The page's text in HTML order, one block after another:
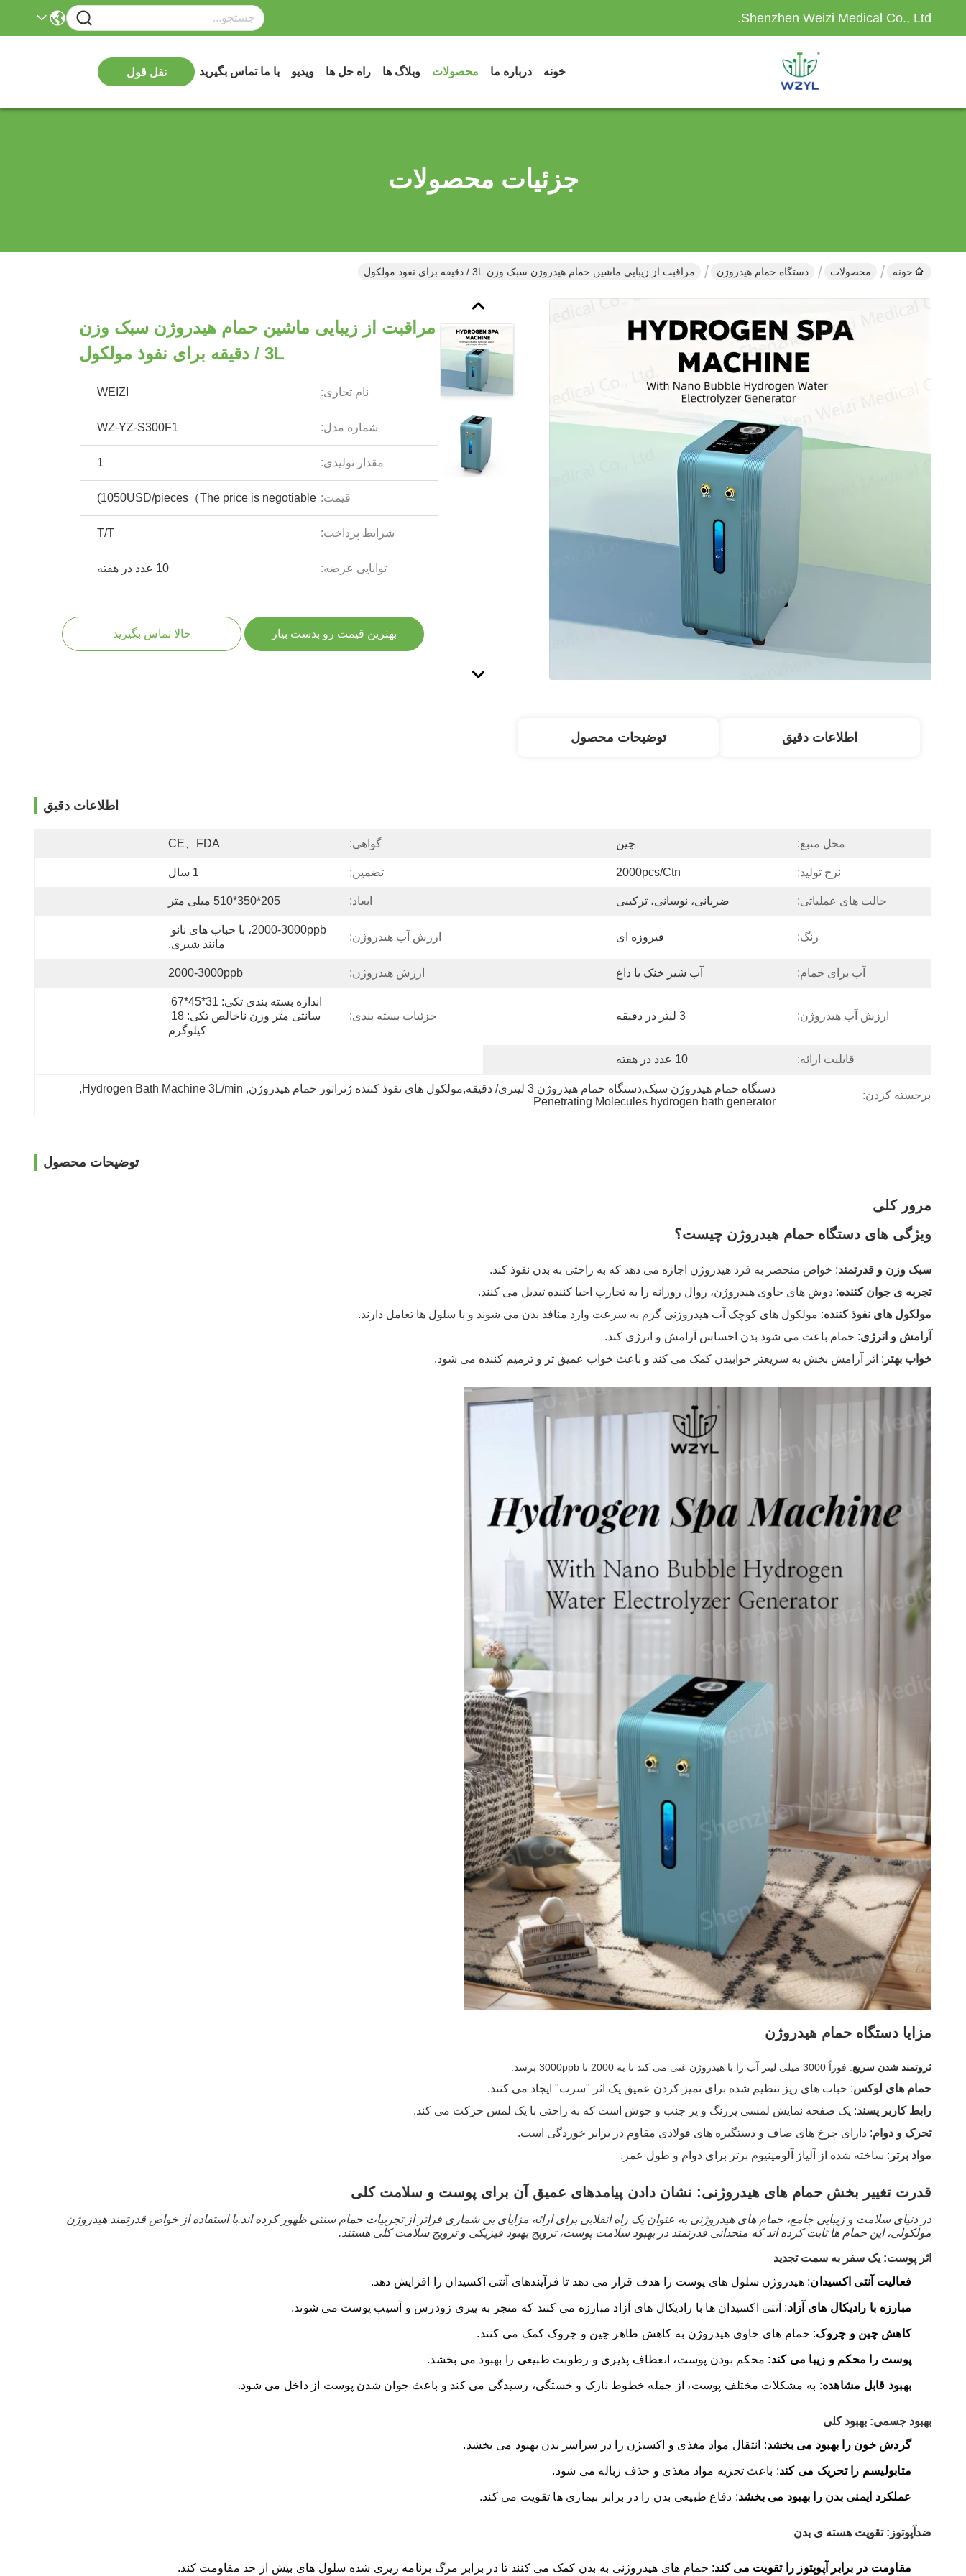
Shenzhen Weizi Medical Co., Ltd.
خونه درباره ما محصولات وبلاگ ها راه حل ها ویدیو با ما تماس بگیرید نقل قول
جزئیات محصولات
خونه محصولات دستگاه حمام هیدروژن مراقبت از زیبایی ماشین حمام هیدروژن سبک وزن 3L / دقیقه برای نفوذ مولکول
مراقبت از زیبایی ماشین حمام هیدروژن سبک وزن
3L / دقیقه برای نفوذ مولکول
نام تجاری: WEIZI
شماره مدل: WZ-YZ-S300F1
مقدار تولیدی: 1
قیمت: 1050USD/pieces（The price is negotiable)
شرایط پرداخت: T/T
توانایی عرضه: 10 عدد در هفته
بهترین قیمت رو بدست بیار حالا تماس بگیرید
اطلاعات دقیق توضیحات محصول
اطلاعات دقیق
محل منبع: چین گواهی: CE、FDA
نرخ تولید: 2000pcs/ctn تضمین: 1 سال
حالت های عملیاتی: ضربانی، نوسانی، ترکیبی ابعاد: 205*350*510 میلی متر
رنگ: فیروزه ای ارزش آب هیدروژن:
مانند شیری.
آب برای حمام: آب شیر خنک یا داغ ارزش هیدروژن: 2000-3000ppb
ارزش آب هیدروژن: 3 لیتر در دقیقه جزئیات بسته بندی:
کیلوگرم
قابلیت ارائه: 10 عدد در هفته
برجسته کردن:
دستگاه حمام هیدروژن سبک,دستگاه حمام هیدروژن 3 لیتری/ دقیقه,مولکول های نفوذ کننده ژنراتور حمام هیدروژن ,
Hydrogen Bath Machine 3L/min
,
Penetrating Molecules hydrogen bath generator
توضیحات محصول
مرور کلی
ویژگی های دستگاه حمام هیدروژن چیست؟
سبک وزن و قدرتمند: خواص منحصر به فرد هیدروژن اجازه می دهد که به راحتی به بدن نفوذ کند.
تجربه ی جوان کننده: دوش های حاوی هیدروژن، روال روزانه را به تجارب احیا کننده تبدیل می کنند.
مولکول های نفوذ کننده: مولکول های کوچک آب هیدروژنی گرم به سرعت وارد منافذ بدن می شوند و با سلول ها تعامل دارند.
آرامش و انرژی: حمام باعث می شود بدن احساس آرامش و انرژی کند.
خواب بهتر : اثر آرامش بخش به سریعتر خوابیدن کمک می کند و باعث خواب عمیق تر و ترمیم کننده می شود.
مزایا دستگاه حمام هیدروژن
ثروتمند شدن سریع: فوراً 3000 میلی لیتر آب را با هیدروژن غنی می کند تا به 2000 تا 3000ppb برسد.
حمام های لوکس: حباب های ریز تنظیم شده برای تمیز کردن عمیق یک اثر "سرب" ایجاد می کنند.
رابط کاربر پسند: یک صفحه نمایش لمسی پررنگ و پر جنب و جوش است که به راحتی با یک لمس حرکت می کند.
تحرک و دوام: دارای چرخ های صاف و دستگیره های فولادی مقاوم در برابر خوردگی است.
مواد برتر : ساخته شده از آلیاژ آلومینیوم برتر برای دوام و طول عمر.
قدرت تغییر بخش حمام های هیدروژنی: نشان دادن پیامدهای عمیق آن برای پوست و سلامت کلی
در دنیای سلامت و زیبایی جامع، حمام های هیدروژنی به عنوان یک راه انقلابی برای ارائه مزایای بی شماری فراتر از تجربیات حمام سنتی ظهور کرده اند.با استفاده از خواص قدرتمند هیدروژن
مولکولی، این حمام ها ثابت کرده اند که متحدانی قدرتمند در بهبود سلامت پوست، ترویج بهبود فیزیکی و ترویج سلامت کلی هستند.
اثر پوست: یک سفر به سمت تجدید
فعالیت آنتی اکسیدان: هیدروژن سلول های پوست را هدف قرار می دهد تا فرآیندهای آنتی اکسیدان را افزایش دهد.
مبارزه با رادیکال های آزاد: آنتی اکسیدان ها با رادیکال های آزاد مبارزه می کنند که منجر به پیری زودرس و آسیب پوست می شوند.
کاهش چین و چروک: حمام های حاوی هیدروژن به کاهش ظاهر چین و چروک کمک می کنند.
پوست را محکم و زیبا می کند: محکم بودن پوست، انعطاف پذیری و رطوبت طبیعی را بهبود می بخشد.
بهبود قابل مشاهده: به مشکلات مختلف پوست، از جمله خطوط نازک و خستگی، رسیدگی می کند و باعث جوان شدن پوست از داخل می شود.
بهبود جسمی: بهبود کلی
گردش خون را بهبود می بخشد: انتقال مواد مغذی و اکسیژن را در سراسر بدن بهبود می بخشد.
متابولیسم را تحریک می کند: باعث تجزیه مواد مغذی و حذف زباله می شود.
عملکرد ایمنی بدن را بهبود می بخشد: دفاع طبیعی بدن را در برابر بیماری ها تقویت می کند.
ضدآپوتوز: تقویت هسته ی بدن
مقاومت در برابر آپوپتوز را تقویت می کند: حمام های هیدروژنی به بدن کمک می کنند تا در برابر مرگ برنامه ریزی شده سلول های بیش از حد مقاومت کند.